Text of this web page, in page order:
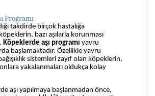
Programı
takdirde birçok hastalığa
bazı aşılarla korunması
Köpeklerde aşı programı yavru
başlamaktadır. Özellikle yavru
sistemleri zayıf olan köpeklerin,
yakalanmaları oldukça kolay
aşı yapılmaya başlanmadan önce,